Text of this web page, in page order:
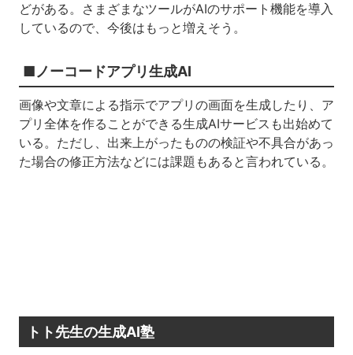
どがある。さまざまなツールがAIのサポート機能を導入
しているので、今後はもっと増えそう。
■ノーコードアプリ生成AI
画像や文章による指示でアプリの画面を生成したり、ア
プリ全体を作ることができる生成AIサービスも出始めて
いる。ただし、出来上がったものの検証や不具合があっ
た場合の修正方法などには課題もあると言われている。
トト先生の生成AI塾